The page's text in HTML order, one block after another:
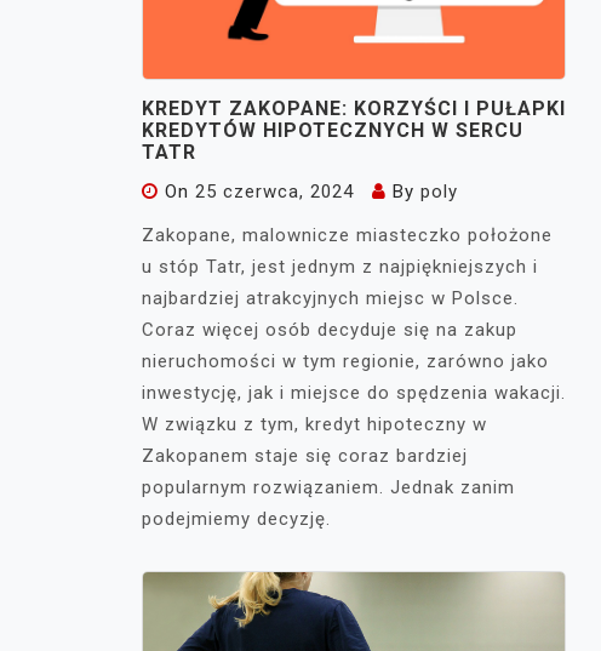
KREDYT ZAKOPANE: KORZYŚCI I PUŁAPKI
KREDYTÓW HIPOTECZNYCH W SERCU
TATR
On 25 czerwca, 2024 By poly
Zakopane, malownicze miasteczko położone
u stóp Tatr, jest jednym z najpiękniejszych i
najbardziej atrakcyjnych miejsc w Polsce.
Coraz więcej osób decyduje się na zakup
nieruchomości w tym regionie, zarówno jako
inwestycję, jak i miejsce do spędzenia wakacji.
W związku z tym, kredyt hipoteczny w
Zakopanem staje się coraz bardziej
popularnym rozwiązaniem. Jednak zanim
podejmiemy decyzję.